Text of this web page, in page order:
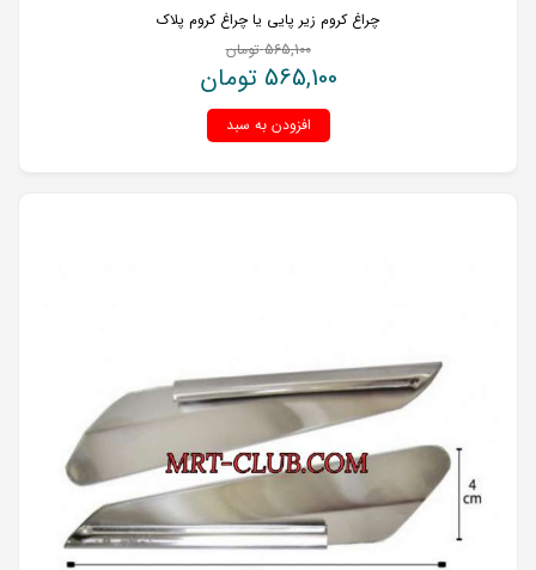
چراغ کروم زیر پایی یا چراغ کروم پلاک
565,100 تومان
565,100 تومان
افزودن به سبد